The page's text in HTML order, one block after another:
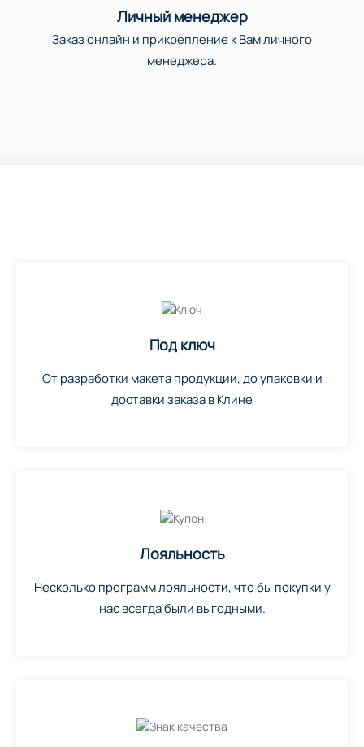
Личный менеджер
Заказ онлайн и прикрепление к Вам личного
менеджера.
Под ключ
От разработки макета продукции, до упаковки и
доставки заказа в Клине
Лояльность
Несколько программ лояльности, что бы покупки у
нас всегда были выгодными.